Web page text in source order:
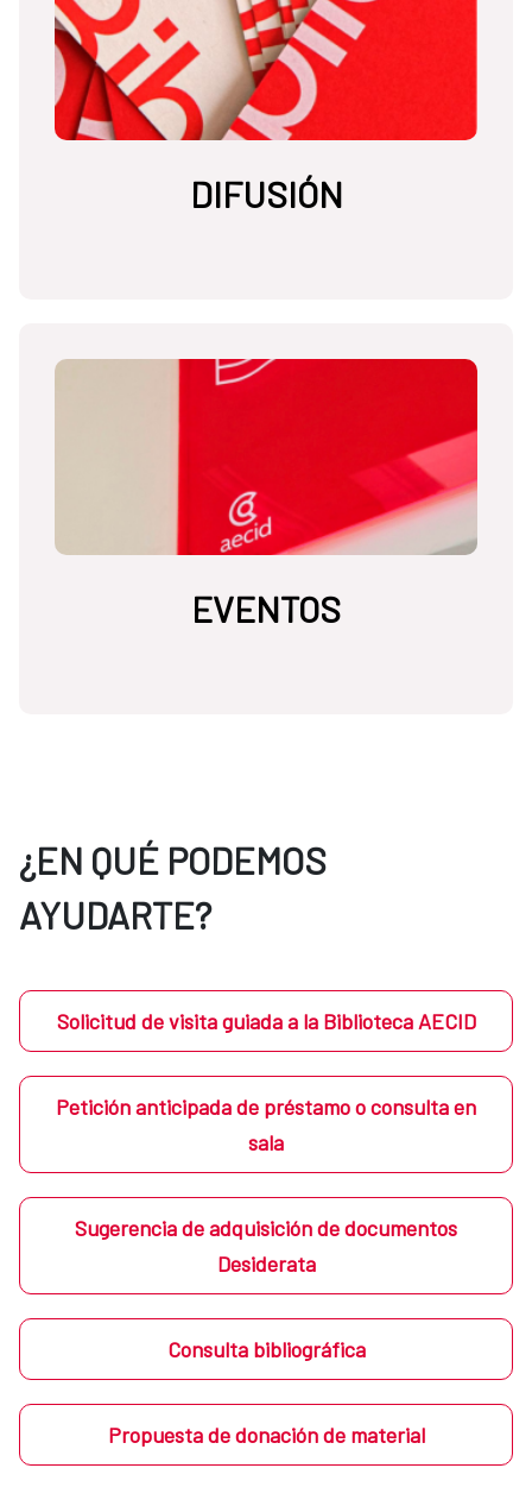
DIFUSIÓN
EVENTOS
¿EN QUÉ PODEMOS
AYUDARTE?
Solicitud de visita guiada a la Biblioteca AECID
Petición anticipada de préstamo o consulta en
sala
Sugerencia de adquisición de documentos
Desiderata
Consulta bibliográfica
Propuesta de donación de material